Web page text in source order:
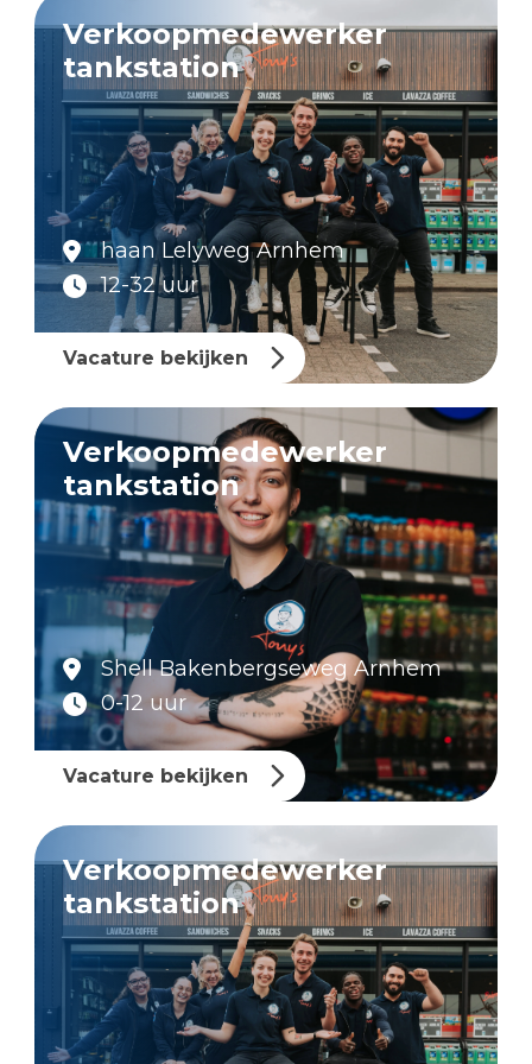
Verkoopmedewerker
tankstation
haan Lelyweg Arnhem
12-32 uur
Vacature bekijken
Verkoopmedewerker
tankstation
Shell Bakenbergseweg Arnhem
0-12 uur
Vacature bekijken
Verkoopmedewerker
tankstation